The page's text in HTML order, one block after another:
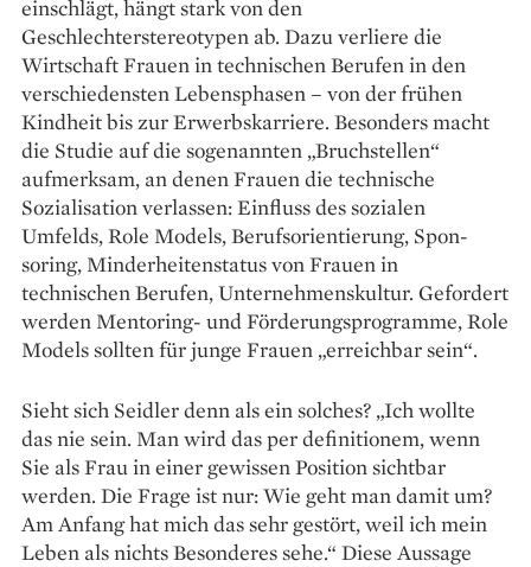
einschlägt, hängt stark von den
Geschlechterstereotypen ab. Dazu verliere die
Wirtschaft Frauen in technischen Berufen in den
verschiedensten Lebensphasen – von der frühen
Kindheit bis zur Erwerbs­karriere. Besonders macht
die Studie auf die sogenannten „Bruchstellen“
aufmerksam, an denen Frauen die technische
Sozialisation verlassen: Einfluss des sozialen
Umfelds, Role ­Models, ­Berufsorientierung, Spon­
soring, Minderheitenstatus von Frauen in
technischen Berufen, Unternehmenskultur. Gefordert
werden Mentoring- und Förderungsprogramme, Role
Models sollten für junge Frauen „erreichbar sein“.
Sieht sich Seidler denn als ein solches? „Ich wollte
das nie sein. Man wird das per definitionem, wenn
Sie als Frau in einer gewissen Position sichtbar
werden. Die Frage ist nur: Wie geht man damit um?
Am Anfang hat mich das sehr gestört, weil ich mein
Leben als nichts Besonderes sehe.“ Diese Aussage